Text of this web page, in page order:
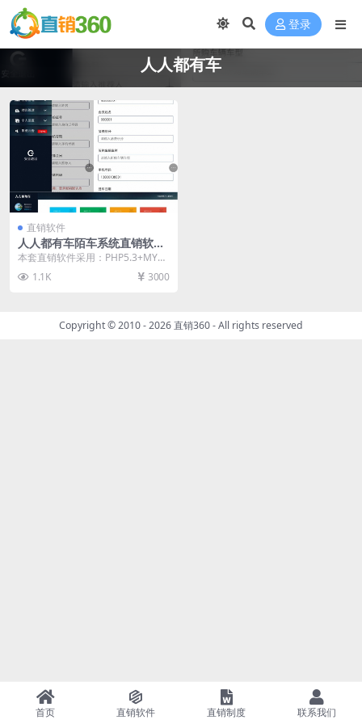
登录
人人都有车
直销软件
人人都有车陌车系统直销软件
直销系统 直销管理软件 直销
本套直销软件采用：PHP5.3+MYS
QL开发，是一套人人都有车陌车系
统直销软件...
1.1K 3000
Copyright © 2010 - 2026直销360- All rights reserved
首页 直销软件 直销制度 联系我们